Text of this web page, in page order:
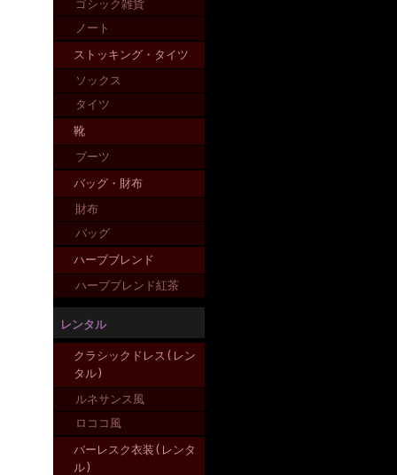
ゴシック雑貨
ノート
ストッキング・タイツ
ソックス
タイツ
靴
ブーツ
バッグ・財布
財布
バッグ
ハーブブレンド
ハーブブレンド紅茶
レンタル
クラシックドレス(レン
タル)
ルネサンス風
ロココ風
バーレスク衣装(レンタ
ル)